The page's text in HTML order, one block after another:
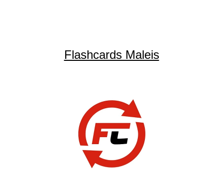
Flashcards Maleis